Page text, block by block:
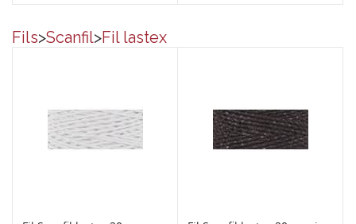
Fils>Scanfil>Fil lastex